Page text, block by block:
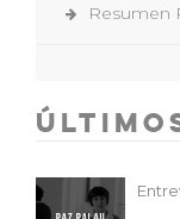
Resumen